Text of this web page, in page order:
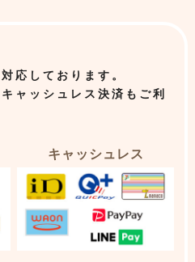
応しております。
ャッシュレス決済もご利
キャッシュレス